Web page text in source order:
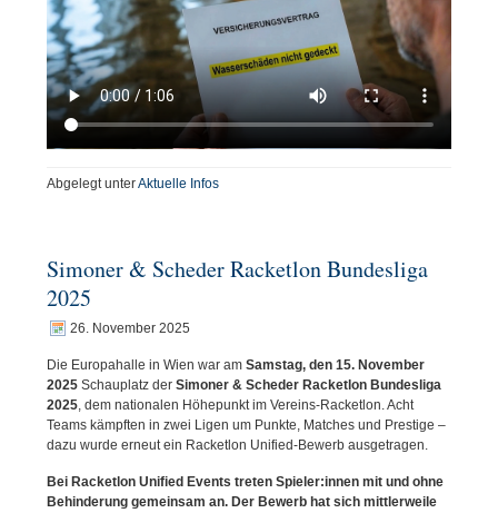
Abgelegt unterAktuelle Infos
Simoner & Scheder Racketlon Bundesliga
2025
26. November 2025
Die Europahalle in Wien war am Samstag, den 15. November
2025 Schauplatz der Simoner & Scheder Racketlon Bundesliga
2025, dem nationalen Höhepunkt im Vereins-Racketlon. Acht
Teams kämpften in zwei Ligen um Punkte, Matches und Prestige –
dazu wurde erneut ein Racketlon Unified-Bewerb ausgetragen.
Bei Racketlon Unified Events treten Spieler:innen mit und ohne
Behinderung gemeinsam an. Der Bewerb hat sich mittlerweile